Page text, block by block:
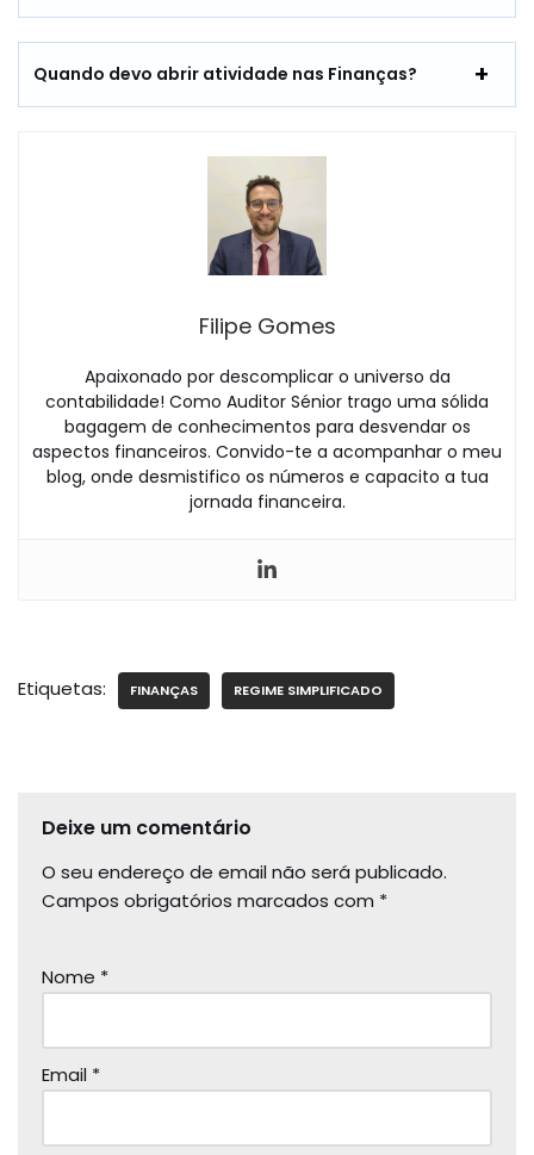
Quando devo abrir atividade nas Finanças?
Filipe Gomes
Apaixonado por descomplicar o universo da
contabilidade! Como Auditor Sénior trago uma sólida
bagagem de conhecimentos para desvendar os
aspectos financeiros. Convido-te a acompanhar o meu
blog, onde desmistifico os números e capacito a tua
jornada financeira.
Etiquetas: FINANÇAS REGIME SIMPLIFICADO
Deixe um comentário
O seu endereço de email não será publicado.
Campos obrigatórios marcados com *
Nome *
Email *